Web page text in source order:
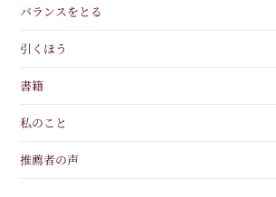
バランスをとる
引くほう
書籍
私のこと
推薦者の声